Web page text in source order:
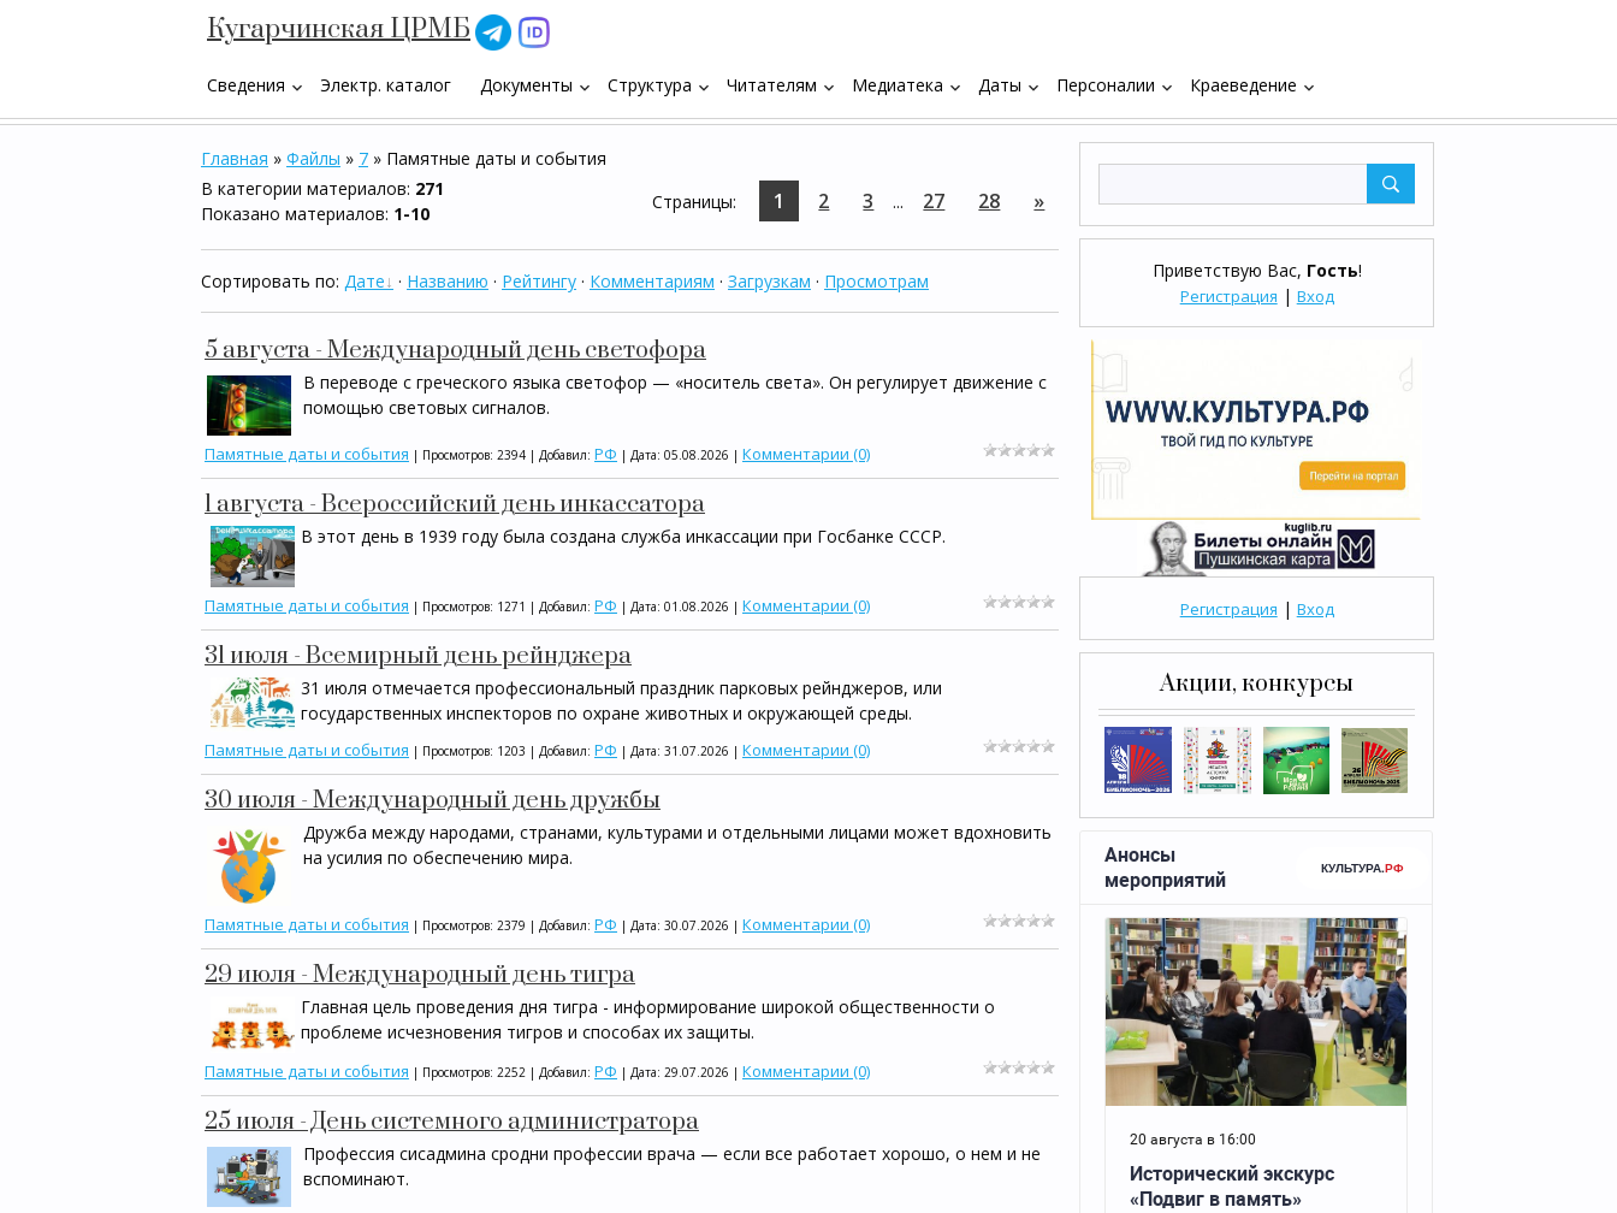
Кугарчинская ЦРМБ
Сведения keyboard_arrow_down Электр. каталог Документы keyboard_arrow_down Структура keyboard_arrow_down Читателям keyboard_arrow_down Медиатека keyboard_arrow_down Даты keyboard_arrow_down Персоналии keyboard_arrow_down Краеведение keyboard_arrow_down
Приветствую Вас, Гость!
Регистрация | Вход
Регистрация | Вход
Акции, конкурсы
Главная » Файлы » 7 » Памятные даты и события
В категории материалов: 271
Показано материалов: 1-10
Страницы: 1 2 3 ... 27 28 »
Сортировать по: Дате · Названию · Рейтингу · Комментариям · Загрузкам · Просмотрам
5 августа - Международный день светофора
В переводе с греческого языка светофор — «носитель света». Он регулирует движение с
помощью световых сигналов.
Памятные даты и события | Просмотров: 2394 | Добавил: РФ | Дата: 05.08.2026 | Комментарии (0)
1 августа - Всероссийский день инкассатора
В этот день в 1939 году была создана служба инкассации при Госбанке СССР.
Памятные даты и события | Просмотров: 1271 | Добавил: РФ | Дата: 01.08.2026 | Комментарии (0)
31 июля - Всемирный день рейнджера
31 июля отмечается профессиональный праздник парковых рейнджеров, или
государственных инспекторов по охране животных и окружающей среды.
Памятные даты и события | Просмотров: 1203 | Добавил: РФ | Дата: 31.07.2026 | Комментарии (0)
30 июля - Международный день дружбы
Дружба между народами, странами, культурами и отдельными лицами может вдохновить
на усилия по обеспечению мира.
Памятные даты и события | Просмотров: 2379 | Добавил: РФ | Дата: 30.07.2026 | Комментарии (0)
29 июля - Международный день тигра
Главная цель проведения дня тигра - информирование широкой общественности о
проблеме исчезновения тигров и способах их защиты.
Памятные даты и события | Просмотров: 2252 | Добавил: РФ | Дата: 29.07.2026 | Комментарии (0)
25 июля - День системного администратора
Профессия сисадмина сродни профессии врача — если все работает хорошо, о нем и не
вспоминают.